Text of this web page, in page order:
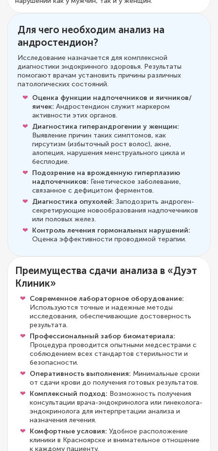
Для чего необходим анализ на
андростендион?
Исследование назначается для комплексной
диагностики эндокринного здоровья. Результаты
помогают врачам установить причины различных
патологических состояний.
Оценка функции надпочечников и яичников/
яичек: Андростендион служит маркером
активности этих органов.
Диагностика гиперандрогении у женщин:
Выявление причин таких симптомов, как
гирсутизм (избыточный рост волос), акне,
алопеция, нарушения менструального цикла и
бесплодие.
Подозрение на врожденную гиперплазию
надпочечников: Генетическое заболевание,
связанное с дефицитом ферментов.
Диагностика опухолей: Заподозрить андроген-
секретирующие новообразования надпочечников
или половых желез.
Контроль лечения гормональных нарушений:
Оценка эффективности проводимой терапии.
Преимущества сдачи анализа в «Дуэт
Клиник»
Современное лабораторное оборудование:
Используются точные и надежные методы
исследования, обеспечивающие достоверность
результата.
Профессиональный забор биоматериала:
Процедура проводится опытными медсестрами с
соблюдением всех стандартов стерильности и
безопасности.
Оперативность выполнения: Минимальные сроки
от сдачи крови до получения готовых результатов.
Комплексный подход: Возможность получения
консультации врача-эндокринолога или гинеколога-
эндокринолога для интерпретации анализа и
назначения лечения.
Комфортные условия: Удобное расположение
клиники в Красноярске и внимательное отношение
к каждому пациенту.